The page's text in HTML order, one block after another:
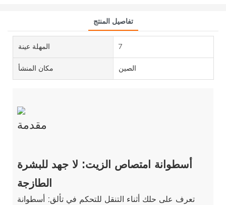
تفاصيل المنتج
المهلة عينة 7
مكان المنشأ الصين
مقدمة
أسطوانة امتصاص الزيت: لا جهد للبشرة
الطازجة
تعرف على حلك أثناء التنقل للتحكم في تألق: أسطوانة